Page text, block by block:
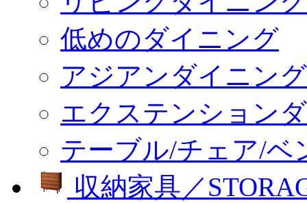
低めのダイニング
アジアンダイニング
エクステンション
テーブル/チェア/ベ
収納家具／